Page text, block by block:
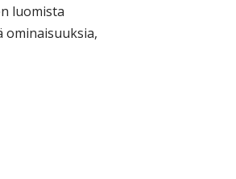
luomista
ominaisuuksia,